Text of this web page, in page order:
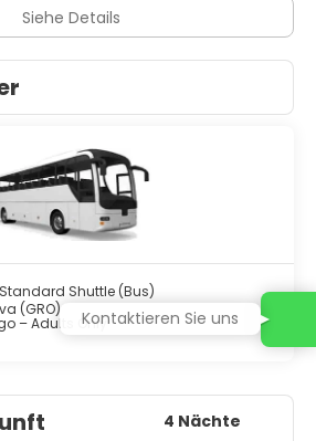
Siehe Details
Shuttle (Bus)
(GRO)
– Adults Only
4 Nächte
Kontaktieren Sie uns